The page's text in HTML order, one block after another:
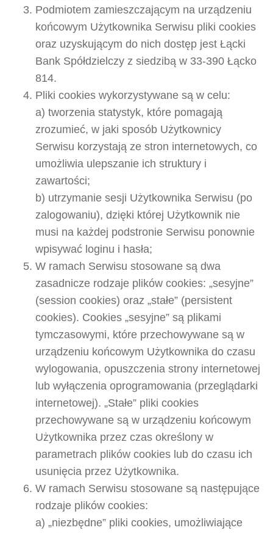
Podmiotem zamieszczającym na urządzeniu
końcowym Użytkownika Serwisu pliki cookies
oraz uzyskującym do nich dostęp jest Łącki
Bank Spółdzielczy z siedzibą w 33-390 Łącko
814.
Pliki cookies wykorzystywane są w celu:
a) tworzenia statystyk, które pomagają
zrozumieć, w jaki sposób Użytkownicy
Serwisu korzystają ze stron internetowych, co
umożliwia ulepszanie ich struktury i
zawartości;
b) utrzymanie sesji Użytkownika Serwisu (po
zalogowaniu), dzięki której Użytkownik nie
musi na każdej podstronie Serwisu ponownie
wpisywać loginu i hasła;
W ramach Serwisu stosowane są dwa
zasadnicze rodzaje plików cookies: „sesyjne”
(session cookies) oraz „stałe” (persistent
cookies). Cookies „sesyjne” są plikami
tymczasowymi, które przechowywane są w
urządzeniu końcowym Użytkownika do czasu
wylogowania, opuszczenia strony internetowej
lub wyłączenia oprogramowania (przeglądarki
internetowej). „Stałe” pliki cookies
przechowywane są w urządzeniu końcowym
Użytkownika przez czas określony w
parametrach plików cookies lub do czasu ich
usunięcia przez Użytkownika.
W ramach Serwisu stosowane są następujące
rodzaje plików cookies:
a) „niezbędne” pliki cookies, umożliwiające